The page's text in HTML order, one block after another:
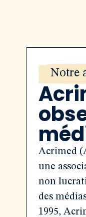
Notre
Acrimed
une
non
des
1995,